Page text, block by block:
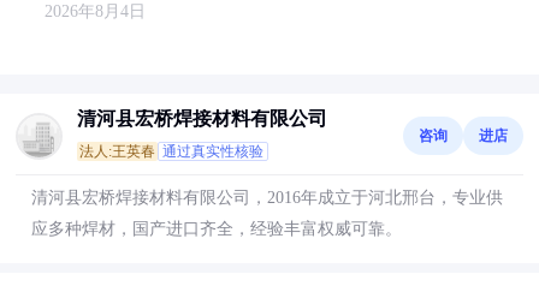
2026年8月4日
清河县宏桥焊接材料有限公司
法人:王英春 通过真实性核验
咨询 进店
清河县宏桥焊接材料有限公司，2016年成立于河北邢台，专业供
应多种焊材，国产进口齐全，经验丰富权威可靠。